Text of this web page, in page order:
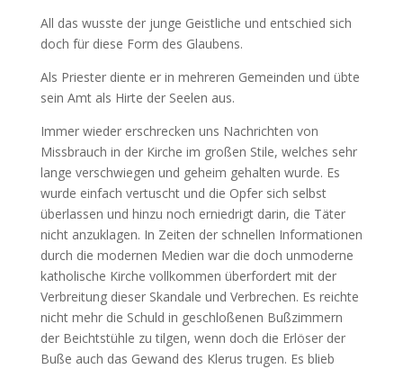
All das wusste der junge Geistliche und entschied sich
doch für diese Form des Glaubens.
Als Priester diente er in mehreren Gemeinden und übte
sein Amt als Hirte der Seelen aus.
Immer wieder erschrecken uns Nachrichten von
Missbrauch in der Kirche im großen Stile, welches sehr
lange verschwiegen und geheim gehalten wurde. Es
wurde einfach vertuscht und die Opfer sich selbst
überlassen und hinzu noch erniedrigt darin, die Täter
nicht anzuklagen. In Zeiten der schnellen Informationen
durch die modernen Medien war die doch unmoderne
katholische Kirche vollkommen überfordert mit der
Verbreitung dieser Skandale und Verbrechen. Es reichte
nicht mehr die Schuld in geschloßenen Bußzimmern
der Beichtstühle zu tilgen, wenn doch die Erlöser der
Buße auch das Gewand des Klerus trugen. Es blieb